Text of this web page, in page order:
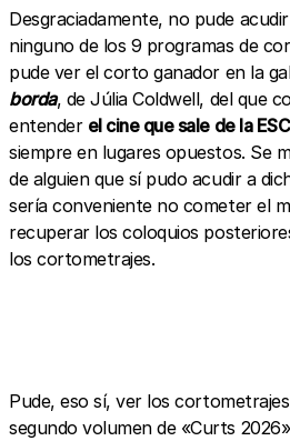
Desgraciadamente, no pude
ninguno de los 9 programas de
pude ver el corto ganador en la
borda, de Júlia Coldwell, del que
entender el cine que sale de la
siempre en lugares opuestos. Se
de alguien que sí pudo acudir a
sería conveniente no cometer el
recuperar los coloquios
los cortometrajes.
Pude, eso sí, ver los
segundo volumen de «Curts